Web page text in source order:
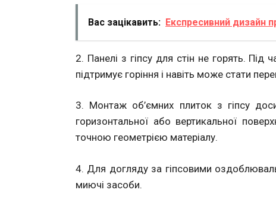
Вас зацікавить: Експресивний дизайн
2. Панелі з гіпсу для стін не горять. Під
підтримує горіння і навіть може стати
3. Монтаж об’ємних плиток з гіпсу
горизонтальної або вертикальної
точною геометрією матеріалу.
4. Для догляду за гіпсовими
миючі засоби.